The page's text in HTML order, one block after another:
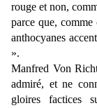
rouge et non,
parce que, comme
anthocyanes
».
Manfred Von
admiré, et ne
gloires factices